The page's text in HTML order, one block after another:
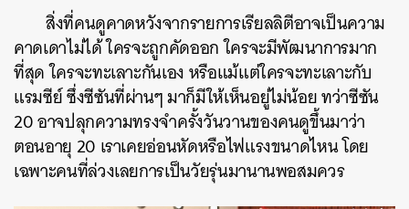
สิ่งที่คนดูคาดหวังจากรายการเรียลลิตีอาจเป็นความ
คาดเดาไม่ได้ ใครจะถูกคัดออก ใครจะมีพัฒนาการมาก
ที่สุด ใครจะทะเลาะกันเอง หรือแม้แต่ใครจะทะเลาะกับ
แรมซีย์ ซึ่งซีซันที่ผ่านๆ มาก็มีให้เห็นอยู่ไม่น้อย ทว่าซีซัน
20 อาจปลุกความทรงจำครั้งวันวานของคนดูขึ้นมาว่า
ตอนอายุ 20 เราเคยอ่อนหัดหรือไฟแรงขนาดไหน โดย
เฉพาะคนที่ล่วงเลยการเป็นวัยรุ่นมานานพอสมควร